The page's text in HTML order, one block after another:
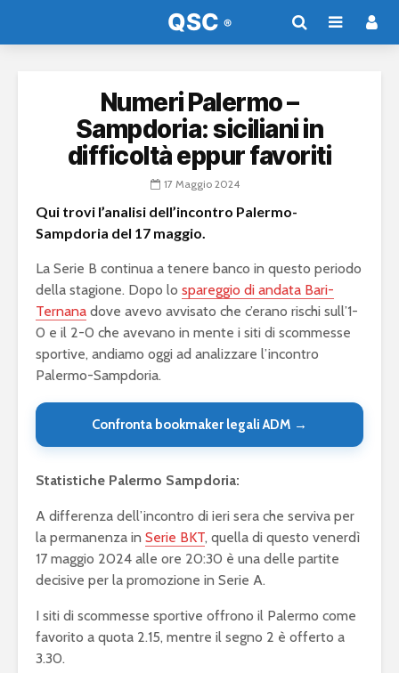
Numeri Palermo –
Sampdoria: siciliani in
difficoltà eppur favoriti
17 Maggio 2024
Qui trovi l’analisi dell’incontro Palermo-
Sampdoria del 17 maggio.
La Serie B continua a tenere banco in questo periodo
della stagione. Dopo lo spareggio di andata Bari-
Ternana dove avevo avvisato che c’erano rischi sull’1-
0 e il 2-0 che avevano in mente i siti di scommesse
sportive, andiamo oggi ad analizzare l’incontro
Palermo-Sampdoria.
Confronta bookmaker legali ADM →
Statistiche Palermo Sampdoria:
A differenza dell’incontro di ieri sera che serviva per
la permanenza in Serie BKT, quella di questo venerdì
17 maggio 2024 alle ore 20:30 è una delle partite
decisive per la promozione in Serie A.
I siti di scommesse sportive offrono il Palermo come
favorito a quota 2.15, mentre il segno 2 è offerto a
3.30.